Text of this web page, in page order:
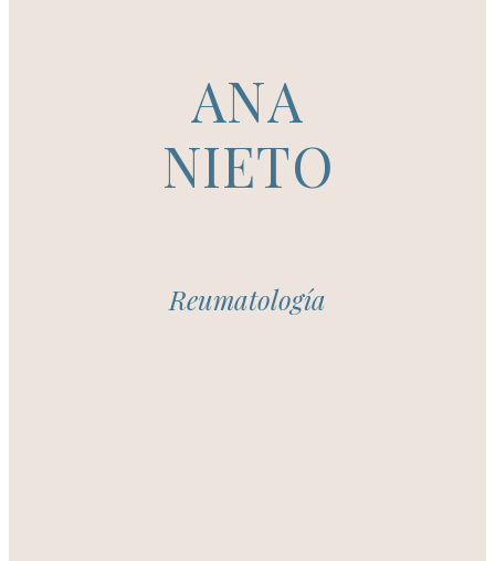
ANA
NIETO
Reumatología